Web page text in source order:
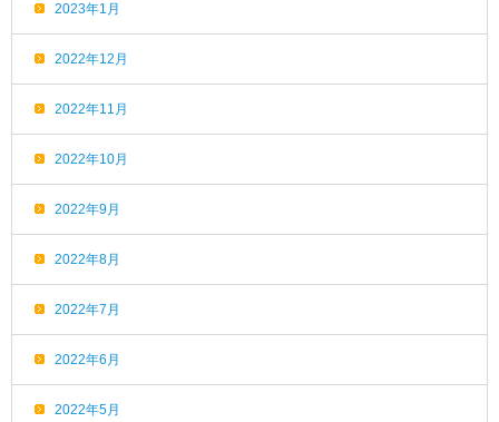
2023年1月
2022年12月
2022年11月
2022年10月
2022年9月
2022年8月
2022年7月
2022年6月
2022年5月